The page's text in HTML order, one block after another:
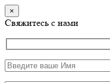
×
Свяжитесь с нами